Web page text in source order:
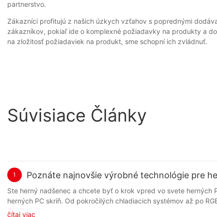
partnerstvo.
Zákazníci profitujú z našich úzkych vzťahov s poprednými
zákazníkov, pokiaľ ide o komplexné požiadavky na produkty a
na zložitosť požiadaviek na produkt, sme schopní ich zvládnuť.
Súvisiace Články
1 Poznáte najnovšie výrobné technológie pre
Ste herný nadšenec a chcete byť o krok vpred vo svete herných PC skríň? Už nehľadajte! V tomto článku preskúmame najnovšie výrobné technológie, ktoré prinášajú revolúciu v dizajne a funkčnosti herných PC skríň. Od pokročilých chladiacich systémov až po RGB osvetlenie a ďalšie, objavte, ako tieto špičkové technológie posúvajú herné zostavy na vyššiu úroveň. Zostaňte informovaní a pozdvihnite svoj herný zážitok s najnovšími inováciami v technológii herných PC skríň. - Úvod do vývoja herných PC skríň k evolúcii herných PC skríň Herné PC skrine prešli od počiatkov hrania hier dlhú cestu. S pokrokom v technológii a dizajne sa herné PC skrine vyvíjali tak, aby spĺňali požiadavky moderných hráčov. V tomto článku preskúmame najnovšie výrobné technológie pre herné PC skrine a to, ako ovplyvnili vývoj tohto nevyhnutného herného príslušenstva. Jedným z kľúčových faktorov, ktoré poháňajú vývoj herných skríň pre PC, je dopyt po výkonnejších a efektívnejších chladiacich systémoch. S rastúcim výkonom herných počítačov generujú viac tepla, čo môže viesť k zníženiu výkonu a dokonca k zlyhaniu hardvéru. Aby sa s tým vyrovnali, výrobcovia herných skríň pre PC vyvinuli inovatívne chladiace riešenia, ako sú kvapalinové chladiace systémy a pokročilé návrhy prúdenia vzduchu. Tieto technológie pomáhajú udržiavať herné počítače v plynulom chode a zabezpečujú optimálny výkon počas intenzívnych herných sedení. Okrem chladiacich systémov sa výrobcovia herných PC skríň zamerali aj na estetiku a možnosti prispôsobenia. Mnoho hráčov je hrdých na svoje herné zostavy a chce, aby ich počítače odrážali ich osobnosť a preferencie. Herné PC skrine sú teraz dostupné v širokej škále dizajnov, farieb a veľkostí, čo hráčom umožňuje vybrať si skriňu, ktorá zodpovedá ich štýlu. Niektoré herné PC skrine dokonca disponujú prispôsobiteľným RGB osvetlením, panelmi z tvrdeného skla a systémami na správu káblov pre čistý a elegantný vzhľad. Pokiaľ ide o výrobu herných PC skríň, existujú dva hlavné typy dodávateľov: výrobcovia originálneho vybavenia (OEM) a výrobcovia originálneho dizajnu (ODM). OEM vyrábajú herné PC skrine pre známe značky, zatiaľ čo ODM navrhujú a vyrábajú skrine, ktoré sa predávajú pod rôznymi značkami. Oba typy dodávateľov zohrávajú kľúčovú úlohu v odvetví herných počítačov a zabezpečujú, aby hráči mali prístup k širokej škále vysokokvalitných skríň, z ktorých si môžu vybrať. V posledných rokoch začali výrobcovia herných PC skríň do svojich produktov začleňovať aj pokročilé materiály a výrobné techniky. Napríklad niektoré herné PC skrine sú teraz vyrobené z ľahkých a odolných materiálov, ako je hliník a tvrdené sklo. Tieto materiály nielen zvyšujú odolnosť a estetiku skríň, ale tiež pomáhajú zlepšiť odvod tepla a celkový výkon. Celkovo bol vývoj herných PC skríň poháňaný kombináciou faktorov vrátane pokroku v technológii chladenia, možností prispôsobenia a výrobných techník. Keďže herné počítače sú stále výkonnejšie a sofistikovanejšie, môžeme v budúcnosti očakávať ešte inovatívnejšie dizajny a funkcie. Či už ste príležitostný hráč alebo skalný nadšenec, kvalitná herná PC skriňa je nevyhnutná na ochranu vášho cenného hardvéru a zlepšenie herného zážitku. Hľadajte renomovaných dodávateľov a
čítaj viac